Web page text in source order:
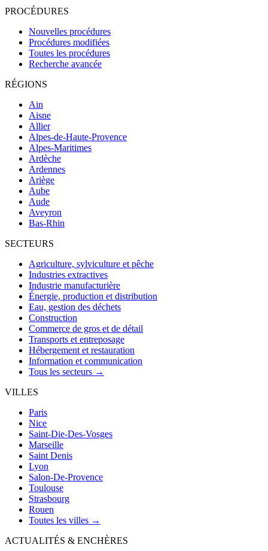
PROCÉDURES
Nouvelles procédures
Procédures modifiées
Toutes les procédures
Recherche avancée
RÉGIONS
Ain
Aisne
Allier
Alpes-de-Haute-Provence
Alpes-Maritimes
Ardèche
Ardennes
Ariège
Aube
Aude
Aveyron
Bas-Rhin
SECTEURS
Agriculture, sylviculture et pêche
Industries extractives
Industrie manufacturière
Énergie, production et distribution
Eau, gestion des déchets
Construction
Commerce de gros et de détail
Transports et entreposage
Hébergement et restauration
Information et communication
Tous les secteurs →
VILLES
Paris
Nice
Saint-Die-Des-Vosges
Marseille
Saint Denis
Lyon
Salon-De-Provence
Toulouse
Strasbourg
Rouen
Toutes les villes →
ACTUALITÉS & ENCHÈRES